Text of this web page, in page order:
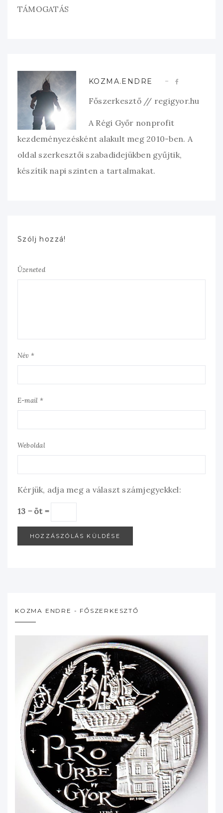
TÁMOGATÁS
KOZMA.ENDRE
Főszerkesztő // regigyor.hu
A Régi Győr nonprofit
kezdeményezésként alakult meg 2010-ben. A
oldal szerkesztői szabadidejükben gyűjtik,
készítik napi szinten a tartalmakat.
Szólj hozzá!
Üzeneted
Név *
E-mail *
Weboldal
Kérjük, adja meg a választ számjegyekkel:
13 − öt =
KOZMA ENDRE - FŐSZERKESZTŐ